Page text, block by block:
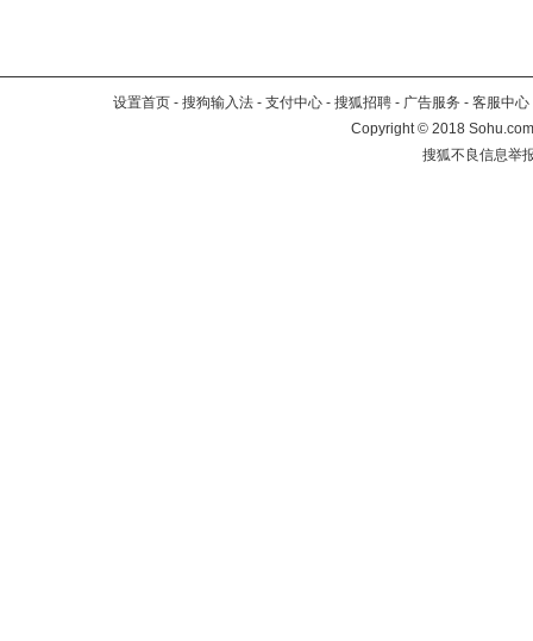
设置首页 - 搜狗输入法 - 支付中心 - 搜狐招聘 - 广告服务 - 客服中心
Copyright©2018
搜狐不良信息举